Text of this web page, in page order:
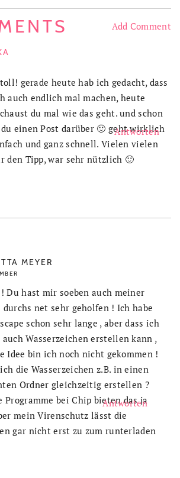
Add Comment
gerade heute hab ich gedacht, dass
auch endlich mal machen, heute
du mal wie das geht. und schon
einen Post darüber 🙂 geht wirklich
und ganz schnell. Vielen vielen
den Tipp, war sehr nützlich 🙂
MEYER
Antworten
Du hast mir soeben auch meiner
durchs net sehr geholfen ! Ich habe
schon sehr lange , aber dass ich
Wasserzeichen erstellen kann ,
Idee bin ich noch nicht gekommen !
die Wasserzeichen z.B. in einen
Ordner gleichzeitig erstellen ?
Programme bei Chip bieten das ja
mein Virenschutz lässt die
gar nicht erst zu zum runterladen
Antworten